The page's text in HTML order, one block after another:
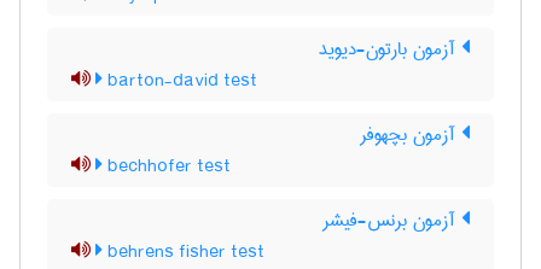
آزمون بارتون-دیوید
barton-david test
آزمون بچهوفر
bechhofer test
آزمون برنس-فیشر
behrens fisher test